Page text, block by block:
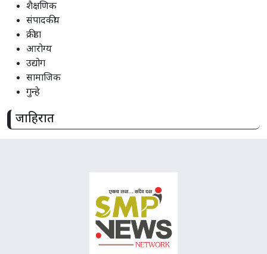
शैक्षणिक
संपादकीय
क्रीडा
आरोग्य
उद्योग
सामाजिक
गुन्हे
जाहिरात